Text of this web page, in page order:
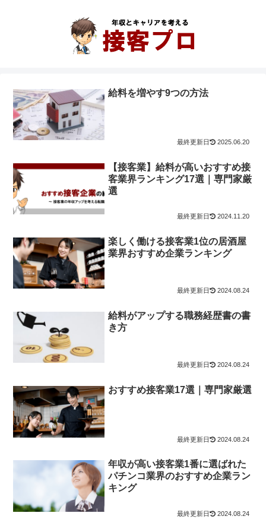
給料を増やす9つの方法
2025.06.20
【接客業】給料が高いおすすめ接
客業界ランキング17選｜専門家厳
選
2024.11.20
楽しく働ける接客業1位の居酒屋
業界おすすめ企業ランキング
2024.08.24
給料がアップする職務経歴書の書
き方
2024.08.24
おすすめ接客業17選｜専門家厳選
2024.08.24
年収が高い接客業1番に選ばれた
パチンコ業界のおすすめ企業ラン
キング
2024.08.24